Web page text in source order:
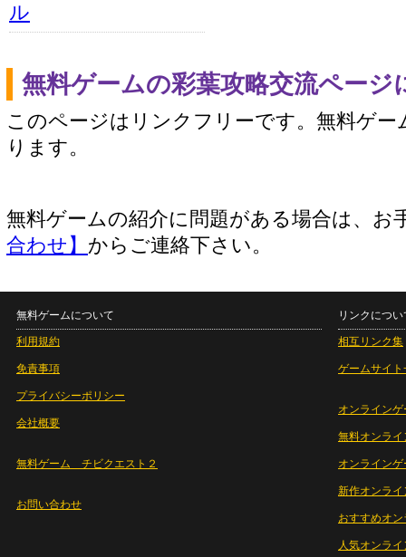
ル
無料ゲームの彩葉攻略交流ページ
このページはリンクフリーです。無料ゲー
ります。
無料ゲームの紹介に問題がある場合は、お
合わせ】 からご連絡下さい。
無料ゲームについて
利用規約
免責事項
プライバシーポリシー
会社概要
無料ゲーム チビクエスト２
お問い合わせ
リンクについ
相互リンク集
ゲームサイト
オンラインゲ
無料オンライ
オンライン
新作オンライ
おすすめオ
人気オンラ